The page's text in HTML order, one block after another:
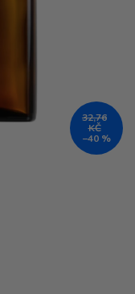
32,76
KČ
–40 %